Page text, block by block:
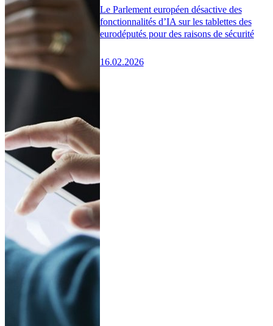
Le Parlement européen désactive des
fonctionnalités d’IA sur les tablettes des
eurodéputés pour des raisons de sécurité
16.02.2026